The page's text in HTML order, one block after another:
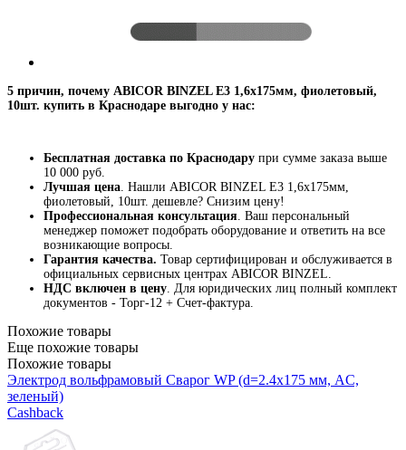
5 причин, почему ABICOR BINZEL E3 1,6х175мм, фиолетовый,
10шт. купить в Краснодаре выгодно у нас:
Бесплатная доставка по Краснодару при сумме заказа выше
10 000 руб.
Лучшая цена . Нашли ABICOR BINZEL E3 1,6х175мм,
фиолетовый, 10шт. дешевле? Снизим цену!
Профессиональная консультация . Ваш персональный
менеджер поможет подобрать оборудование и ответить на все
возникающие вопросы.
Гарантия качества. Товар сертифицирован и обслуживается в
официальных сервисных центрах ABICOR BINZEL.
НДС включен в цену . Для юридических лиц полный комплект
документов - Торг-12 + Счет-фактура.
Похожие товары
Еще похожие товары
Похожие товары
Электрод вольфрамовый Сварог WP (d=2.4x175 мм, AC,
зеленый)
Cashback